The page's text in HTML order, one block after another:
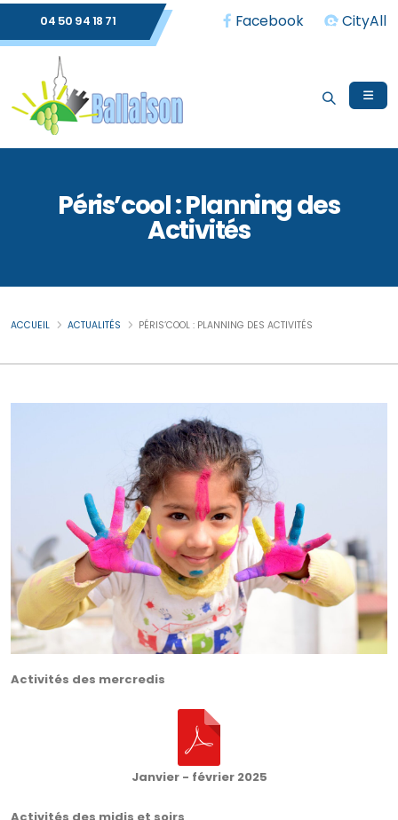
04 50 94 18 71 Facebook CityAll
Péris’cool : Planning des
Activités
ACCUEIL ACTUALITÉS PÉRIS’COOL : PLANNING DES ACTIVITÉS
Activités des mercredis
Janvier - février 2025